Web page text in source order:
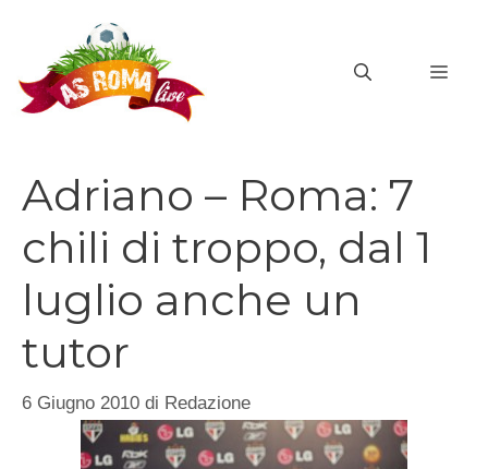
contenuto
Adriano – Roma: 7
chili di troppo, dal 1
luglio anche un
tutor
6 Giugno 2010 di Redazione